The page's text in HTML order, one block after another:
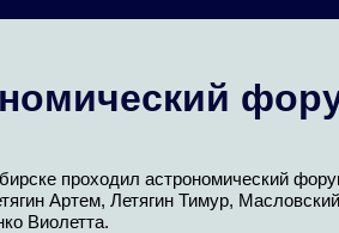
проходил астрономический
Артем, Летягин Тимур,
Виолетта.